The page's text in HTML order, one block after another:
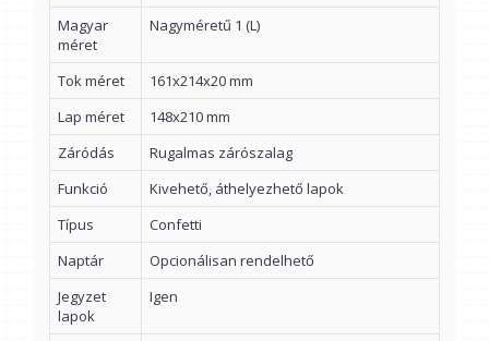
Magyar
méret
Nagyméretű 1 (L)
Tok méret
161x214x20 mm
Lap méret
148x210 mm
Záródás
Rugalmas zárószalag
Funkció
Kivehető, áthelyezhető lapok
Típus
Confetti
Naptár
Opcionálisan rendelhető
Jegyzet
lapok
Igen